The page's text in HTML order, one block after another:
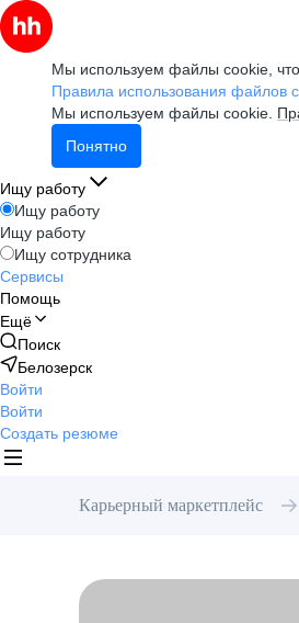
Мы используем файлы cookie,
Правила использования файлов
Мы используем файлы cookie.
Понятно
Ищу работу
Ищу работу
Ищу работу
Ищу сотрудника
Сервисы
Помощь
Ещё
Поиск
Белозерск
Войти
Войти
Создать резюме
Карьерный маркетплейс